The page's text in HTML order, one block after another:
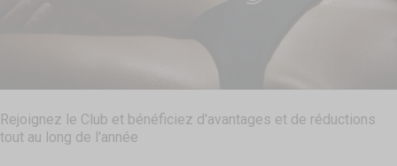
Rejoignez le Club et bénéficiez d'avantages et de réductions
tout au long de l'année